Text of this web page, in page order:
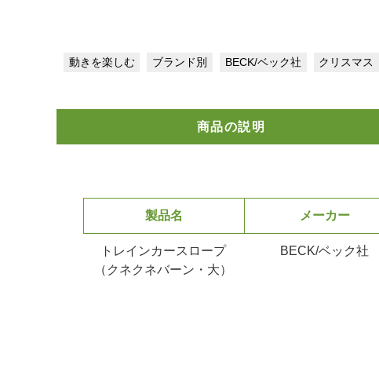
動きを楽しむ ブランド別 BECK/ベック社 クリスマス
商品の説明
製品名 メーカー
トレインカースロープ
（クネクネバーン・大）
BECK/ベック社